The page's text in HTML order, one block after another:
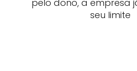
pelo dono, a empresa
seu limite